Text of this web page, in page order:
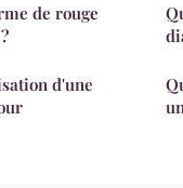
de rouge
d'une